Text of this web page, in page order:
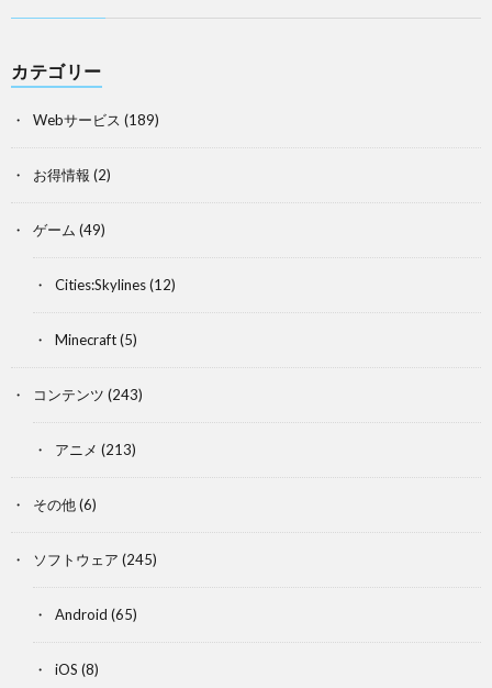
カテゴリー
Webサービス (189)
お得情報 (2)
ゲーム (49)
Cities:Skylines(12)
Minecraft(5)
コンテンツ (243)
アニメ (213)
その他(6)
ソフトウェア (245)
Android (65)
iOS (8)